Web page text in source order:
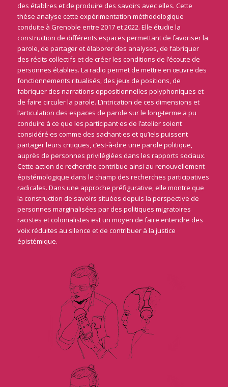
des établi·es et de produire des savoirs avec elles. Cette
thèse analyse cette expérimentation méthodologique
conduite à Grenoble entre 2017 et 2022. Elle étudie la
construction de différents espaces permettant de favoriser la
parole, de partager et élaborer des analyses, de fabriquer
des récits collectifs et de créer les conditions de l’écoute de
personnes établies. La radio permet de mettre en œuvre des
fonctionnements ritualisés, des jeux de positions, de
fabriquer des narrations oppositionnelles polyphoniques et
de faire circuler la parole. L’intrication de ces dimensions et
l’articulation des espaces de parole sur le long-terme a pu
conduire à ce que les participant·es de l’atelier soient
considéré·es comme des sachant·es et qu’iels puissent
partager leurs critiques, c’est-à-dire une parole politique,
auprès de personnes privilégiées dans les rapports sociaux.
Cette action de recherche contribue ainsi au renouvellement
épistémologique dans le champ des recherches participatives
radicales. Dans une approche préfigurative, elle montre que
la construction de savoirs situées depuis la perspective de
personnes marginalisées par des politiques migratoires
racistes et colonialistes est un moyen de faire entendre des
voix réduites au silence et de contribuer à la justice
épistémique.